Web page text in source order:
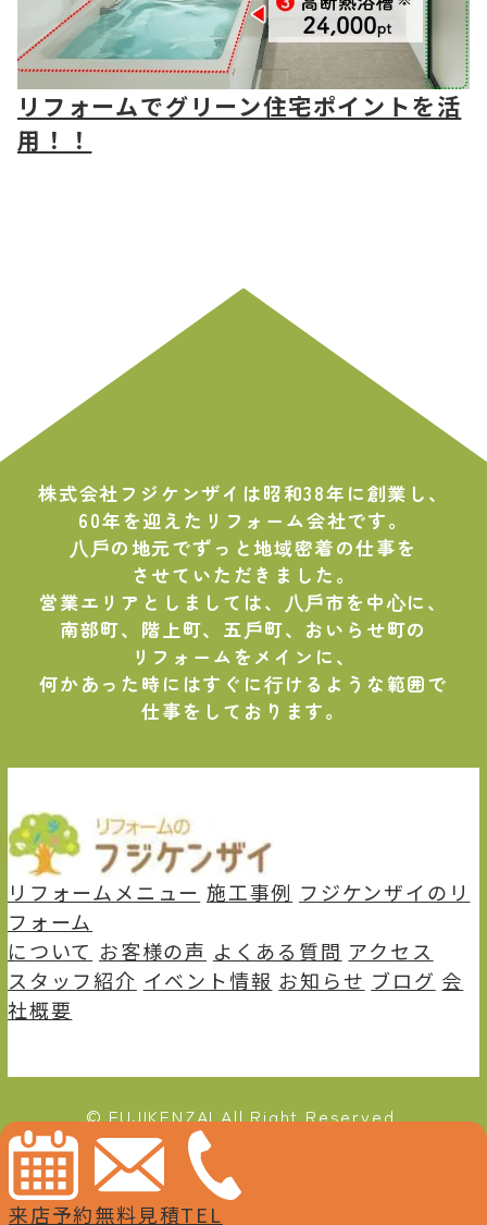
リフォームでグリーン住宅ポイントを活
用！！
株式会社フジケンザイは昭和38年に創業し、
60年を迎えたリフォーム会社です。
⼋⼾の地元でずっと地域密着の仕事を
させていただきました。
営業エリアとしましては、⼋⼾市を中⼼に、
南部町、階上町、五⼾町、おいらせ町の
リフォームをメインに、
何かあった時にはすぐに⾏けるような範囲で
仕事をしております。
リフォームメニュー 施⼯事例 フジケンザイのリ
フォーム
について お客様の声 よくある質問 アクセス
スタッフ紹介 イベント情報 お知らせ ブログ 会
社概要
© FUJIKENZAI All Right Reserved.
来店予約無料見積TEL